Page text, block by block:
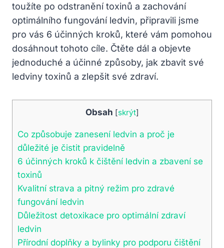
toužíte po⁣ odstranění toxinů a zachování
optimálního fungování ledvin, připravili jsme
pro vás 6 účinných kroků, ‍které vám​ pomohou
dosáhnout tohoto cíle. Čtěte dál a objevte
jednoduché ‍a účinné způsoby, jak zbavit své
ledviny toxinů‍ a zlepšit své zdraví.
Obsah [skrýt]
Co způsobuje⁢ zanesení ledvin a proč je
důležité je čistit pravidelně
6 účinných kroků k čištění ledvin a zbavení se
toxinů
Kvalitní strava a⁤ pitný ⁣režim pro ⁤zdravé
fungování ledvin
Důležitost detoxikace pro optimální zdraví
ledvin
Přírodní doplňky ⁣a ​bylinky pro podporu čištění